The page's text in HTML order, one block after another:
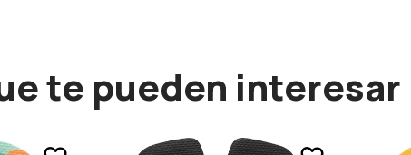
te pueden interesar